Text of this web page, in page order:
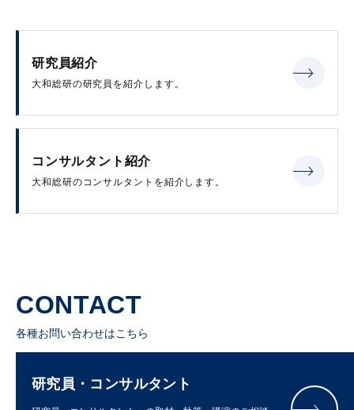
研究員紹介
大和総研の研究員を紹介します。
コンサルタント紹介
大和総研のコンサルタントを紹介します。
CONTACT
各種お問い合わせはこちら
研究員・コンサルタント